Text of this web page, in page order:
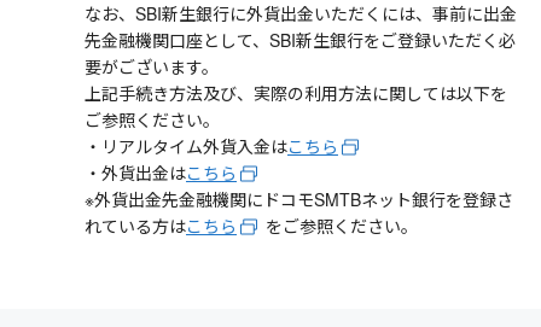
なお、SBI新生銀行に外貨出金いただくには、事前に出金
先金融機関口座として、SBI新生銀行をご登録いただく必
要がございます。
上記手続き方法及び、実際の利用方法に関しては以下を
ご参照ください。
・リアルタイム外貨入金はこちら
・外貨出金はこちら
※外貨出金先金融機関にドコモSMTBネット銀行を登録さ
れている方はこちら をご参照ください。